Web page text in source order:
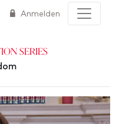
Anmelden
Series